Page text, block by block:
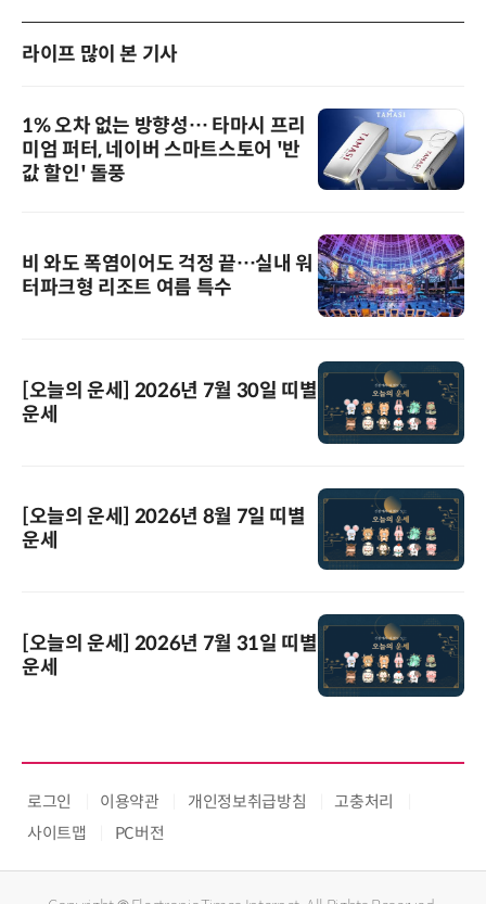
라이프 많이 본 기사
1% 오차 없는 방향성… 타마시 프리
미엄 퍼터, 네이버 스마트스토어 '반
값 할인' 돌풍
비 와도 폭염이어도 걱정 끝…실내 워
터파크형 리조트 여름 특수
[오늘의 운세] 2026년 7월 30일 띠별
운세
[오늘의 운세] 2026년 8월 7일 띠별
운세
[오늘의 운세] 2026년 7월 31일 띠별
운세
로그인 이용약관 개인정보취급방침
고충처리
사이트맵
PC버전